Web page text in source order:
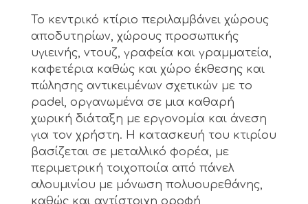
Το κεντρικό κτίριο περιλαμβάνει χώρους
αποδυτηρίων, χώρους προσωπικής
υγιεινής, ντουζ, γραφεία και γραμματεία,
καφετέρια καθώς και χώρο έκθεσης και
πώλησης αντικειμένων σχετικών με το
padel, οργανωμένα σε μια καθαρή
χωρική διάταξη με εργονομία και άνεση
για τον χρήστη. Η κατασκευή του κτιρίου
βασίζεται σε μεταλλικό φορέα, με
περιμετρική τοιχοποιία από πάνελ
αλουμινίου με μόνωση πολυουρεθάνης,
καθώς και αντίστοιχη οροφή,